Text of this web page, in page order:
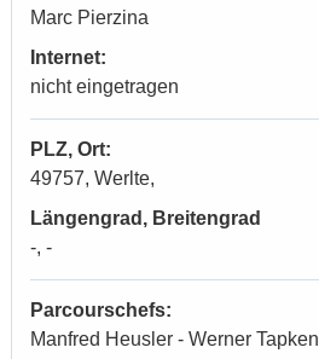
Marc Pierzina
Internet:
nicht eingetragen
PLZ, Ort:
49757, Werlte,
Längengrad, Breitengrad
-, -
Parcourschefs:
Manfred Heusler - Werner Tapken